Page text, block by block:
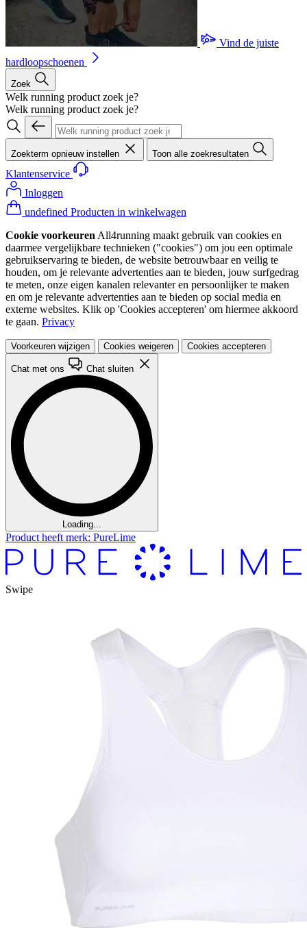
Vind de juiste
hardloopschoenen
Zoek
Welk running product zoek je?
Welk running product zoek je?
Zoekterm opnieuw instellen Toon alle zoekresultaten
Klantenservice
Inloggen
undefined Producten in winkelwagen
Cookie voorkeuren All4running maakt gebruik van cookies en
daarmee vergelijkbare technieken ("cookies") om jou een optimale
gebruikservaring te bieden, de website betrouwbaar en veilig te
houden, om je relevante advertenties aan te bieden, jouw surfgedrag
te meten, onze eigen kanalen relevanter en persoonlijker te maken
en om je relevante advertenties aan te bieden op social media en
externe websites. Klik op 'Cookies accepteren' om hiermee akkoord
te gaan. Privacy
Voorkeuren wijzigen Cookies weigeren Cookies accepteren
Chat met ons Chat sluiten
Loading...
Product heeft merk: PureLime
Swipe